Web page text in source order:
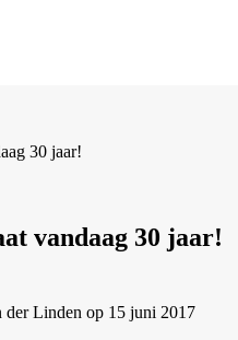
30 jaar!
vandaag 30 jaar!
der Linden op 15 juni 2017